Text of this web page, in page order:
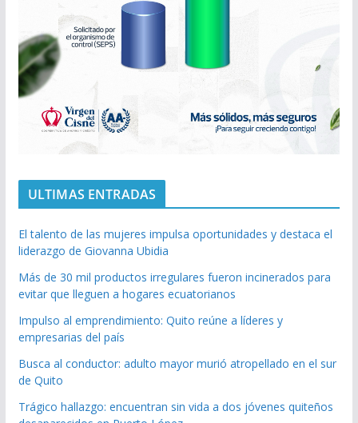
ULTIMAS ENTRADAS
El talento de las mujeres impulsa oportunidades y destaca el
liderazgo de Giovanna Ubidia
Más de 30 mil productos irregulares fueron incinerados para
evitar que lleguen a hogares ecuatorianos
Impulso al emprendimiento: Quito reúne a líderes y
empresarias del país
Busca al conductor: adulto mayor murió atropellado en el sur
de Quito
Trágico hallazgo: encuentran sin vida a dos jóvenes quiteños